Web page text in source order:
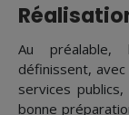
Au préalable,
définissent,
services
bonne